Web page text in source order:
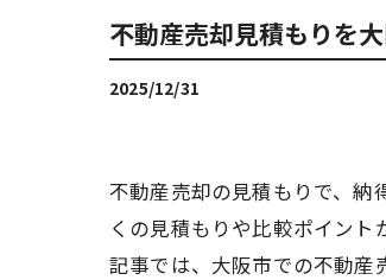
不動産売却見積もりを
2025/12/31
不動産売却の見積もりで、納
くの見積もりや比較ポイン
記事では、大阪市での不動産